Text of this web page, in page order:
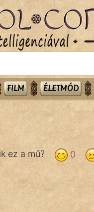
FILM ÉLETMÓD
0
ez a mű?